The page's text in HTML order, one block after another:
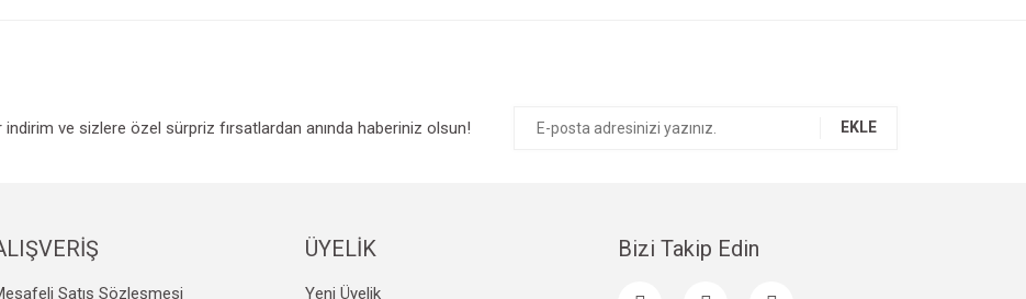
ve sizlere özel sürpriz fırsatlardan anında haberiniz olsun! EKLE
Satış Sözleşmesi
ÜYELİK
Yeni Üyelik
Bizi Takip Edin